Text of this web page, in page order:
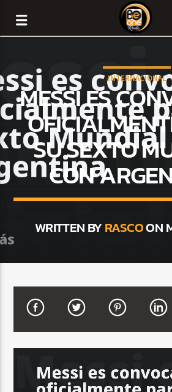
CURRENT TRACK
ARTIST
INTERNACIONAL
MESSI ES
SU SEXTO
CON
WRITTEN BYRASCOON